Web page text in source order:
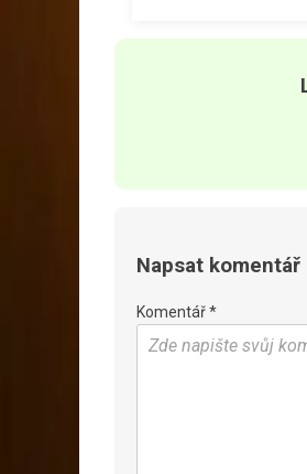
Napsat komentář
Komentář *